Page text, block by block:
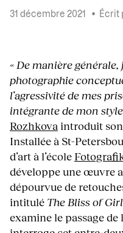
31 décembre 2021 • Écrit
« De manière générale,
photographie
l’agressivité de mes
intégrante de mon style
Rozhkovaintroduit
Installée à St-
d’art à l’école
développe une œuvre
dépourvue de
intitulé The Bliss of
examine le passage de